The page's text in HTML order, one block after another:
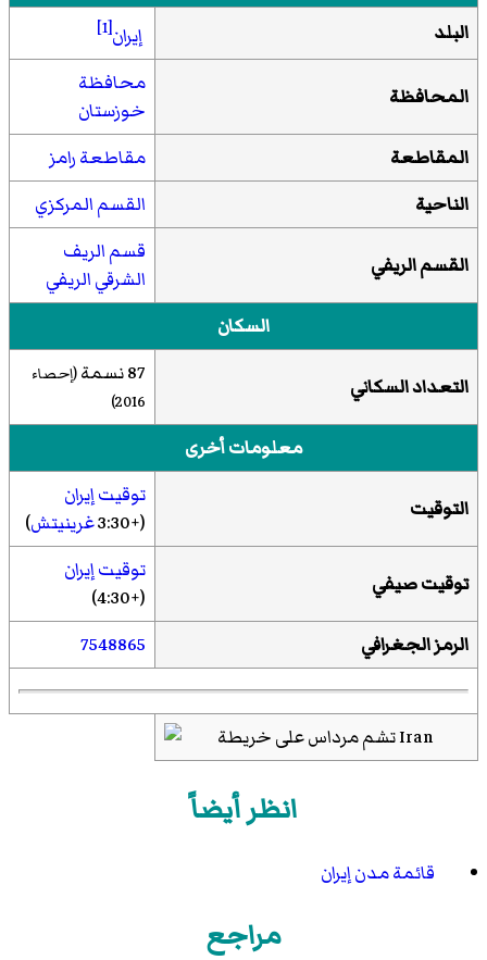
البلد
إيران[1]
المحافظة
محافظة
خوزستان
المقاطعة
مقاطعة رامز
الناحية
القسم المركزي
القسم الريفي
قسم الريف
الشرقي الريفي
السكان
التعداد السكاني 87 نسمة
(إحصاء
2016
)
معلومات أخرى
التوقيت
توقيت إيران
(+3:30
غرينيتش)
توقيت صيفي
توقيت إيران
(+4:30)
الرمز الجغرافي
7548865
انظر أيضاً
قائمة مدن إيران
مراجع